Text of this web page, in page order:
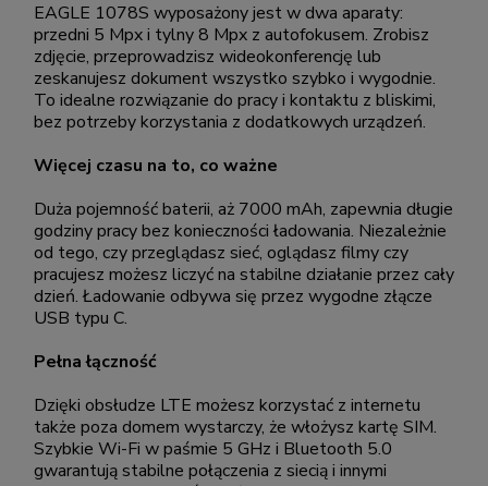
EAGLE 1078S wyposażony jest w dwa aparaty:
przedni 5 Mpx i tylny 8 Mpx z autofokusem. Zrobisz
zdjęcie, przeprowadzisz wideokonferencję lub
zeskanujesz dokument wszystko szybko i wygodnie.
To idealne rozwiązanie do pracy i kontaktu z bliskimi,
bez potrzeby korzystania z dodatkowych urządzeń.
Więcej czasu na to, co ważne
Duża pojemność baterii, aż 7000 mAh, zapewnia długie
godziny pracy bez konieczności ładowania. Niezależnie
od tego, czy przeglądasz sieć, oglądasz filmy czy
pracujesz możesz liczyć na stabilne działanie przez cały
dzień. Ładowanie odbywa się przez wygodne złącze
USB typu C.
Pełna łączność
Dzięki obsłudze LTE możesz korzystać z internetu
także poza domem wystarczy, że włożysz kartę SIM.
Szybkie Wi-Fi w paśmie 5 GHz i Bluetooth 5.0
gwarantują stabilne połączenia z siecią i innymi